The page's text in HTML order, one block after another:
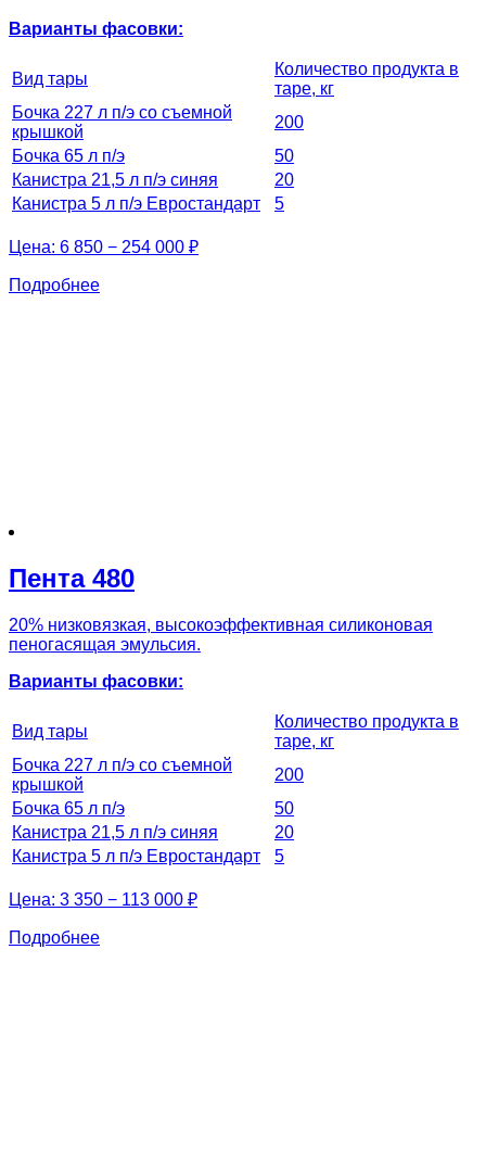
Варианты фасовки:
Вид тары
Количество продукта в
таре, кг
Бочка 227 л п/э со съемной
крышкой
200
Бочка 65 л п/э
50
Канистра 21,5 л п/э синяя
20
Канистра 5 л п/э Евростандарт
5
Цена: 6 850 − 254 000 ₽
Подробнее
Пента 480
20% низковязкая, высокоэффективная силиконовая
пеногасящая эмульсия.
Варианты фасовки:
Вид тары
Количество продукта в
таре, кг
Бочка 227 л п/э со съемной
крышкой
200
Бочка 65 л п/э
50
Канистра 21,5 л п/э синяя
20
Канистра 5 л п/э Евростандарт
5
Цена: 3 350 − 113 000 ₽
Подробнее